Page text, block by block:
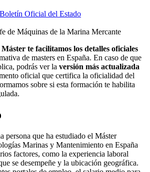
Oficial del Estado
de Máquinas de la Marina Mercante
te facilitamos los detalles oficiales
de masters en España. En caso de que
podrás ver la versión más actualizada
oficial que certifica la oficialidad del
sobre si esta formación te habilita
persona que ha estudiado el Máster
Marinas y Mantenimiento en España
factores, como la experiencia laboral
se desempeñe y la ubicación geográfica.